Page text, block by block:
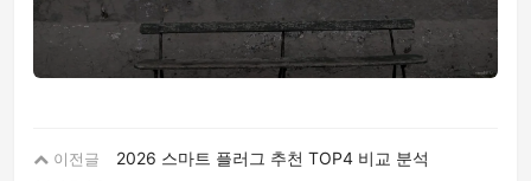
이전글
2026 스마트 플러그 추천 TOP4 비교 분석